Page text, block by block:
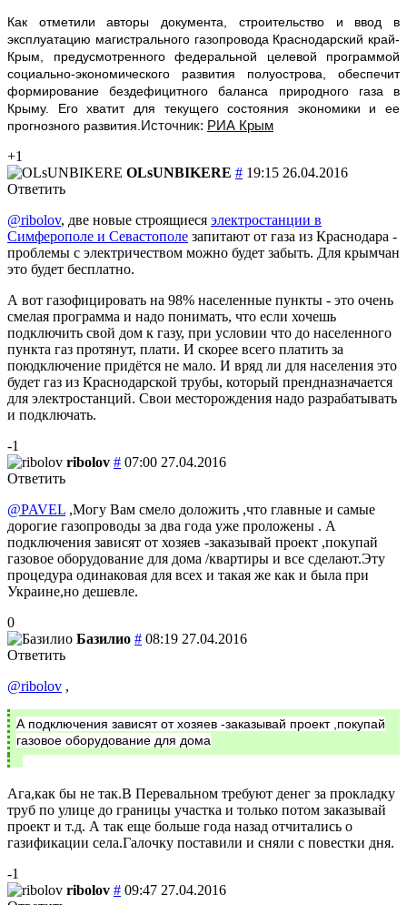
Как отметили авторы документа, строительство и ввод в
эксплуатацию магистрального газопровода Краснодарский край-
Крым, предусмотренного федеральной целевой программой
социально-экономического развития полуострова, обеспечит
формирование бездефицитного баланса природного газа в
Крыму. Его хватит для текущего состояния экономики и ее
прогнозного развития.Источник: РИА Крым
+1
OLsUNBIKERE # 19:15 26.04.2016
Ответить
@ribolov, две новые строящиеся электростанции в
Симферополе и Севастополе запитают от газа из Краснодара -
проблемы с электричеством можно будет забыть. Для крымчан
это будет бесплатно.
А вот газофицировать на 98% населенные пункты - это очень
смелая программа и надо понимать, что если хочешь
подключить свой дом к газу, при условии что до населенного
пункта газ протянут, плати. И скорее всего платить за
поюдключение придётся не мало. И вряд ли для населения это
будет газ из Краснодарской трубы, который прендназначается
для электростанций. Свои месторождения надо разрабатывать
и подключать.
-1
ribolov # 07:00 27.04.2016
Ответить
@PAVEL ,Могу Вам смело доложить ,что главные и самые
дорогие газопроводы за два года уже проложены . А
подключения зависят от хозяев -заказывай проект ,покупай
газовое оборудование для дома /квартиры и все сделают.Эту
процедура одинаковая для всех и такая же как и была при
Украине,но дешевле.
0
Базилио # 08:19 27.04.2016
Ответить
@ribolov ,
А подключения зависят от хозяев -заказывай проект ,покупай
газовое оборудование для дома
Ага,как бы не так.В Перевальном требуют денег за прокладку
труб по улице до границы участка и только потом заказывай
проект и т.д. А так еще больше года назад отчитались о
газификации села.Галочку поставили и сняли с повестки дня.
-1
ribolov # 09:47 27.04.2016